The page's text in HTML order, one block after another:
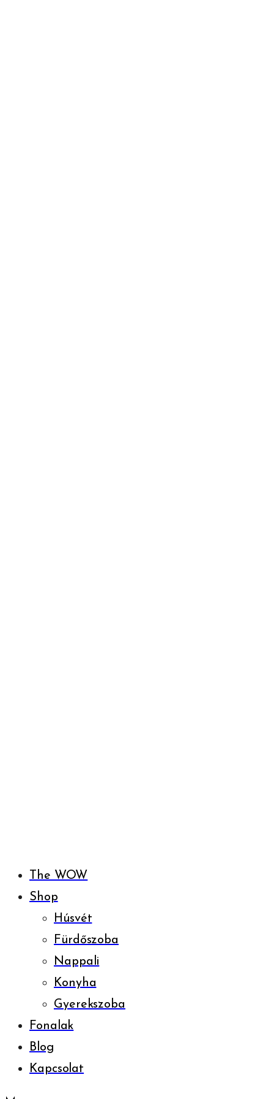
The WOW
Shop
Húsvét
Fürdőszoba
Nappali
Konyha
Gyerekszoba
Fonalak
Blog
Kapcsolat